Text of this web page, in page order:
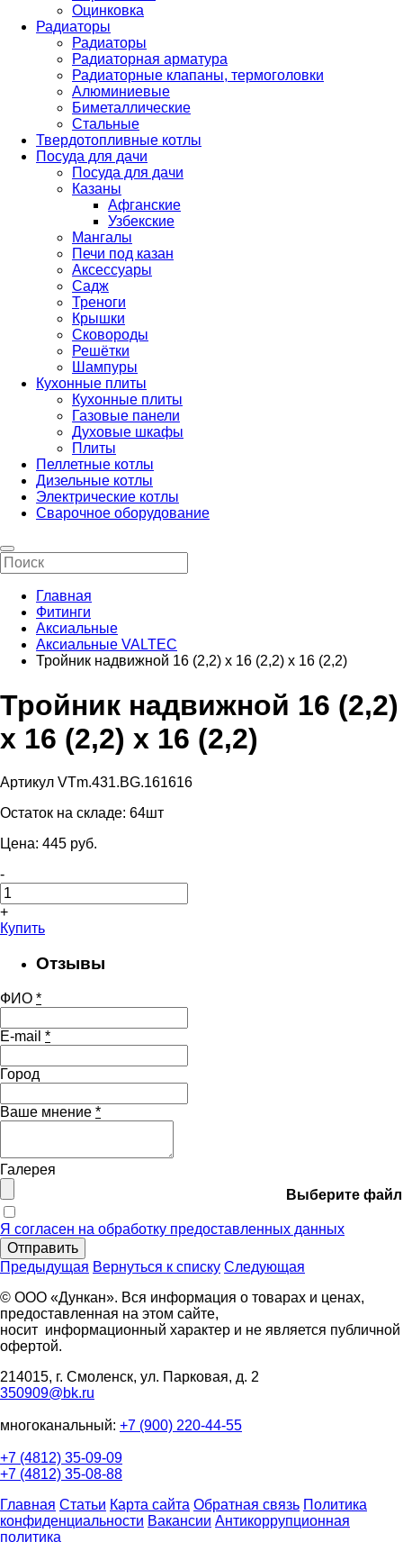
Оцинковка
Радиаторы
Радиаторы
Радиаторная арматура
Радиаторные клапаны, термоголовки
Алюминиевые
Биметаллические
Стальные
Твердотопливные котлы
Посуда для дачи
Посуда для дачи
Казаны
Афганские
Узбекские
Мангалы
Печи под казан
Аксессуары
Садж
Треноги
Крышки
Сковороды
Решётки
Шампуры
Кухонные плиты
Кухонные плиты
Газовые панели
Духовые шкафы
Плиты
Пеллетные котлы
Дизельные котлы
Электрические котлы
Сварочное оборудование
Главная
Фитинги
Аксиальные
Аксиальные VALTEC
Тройник надвижной 16 (2,2) х 16 (2,2) х 16 (2,2)
Тройник надвижной 16 (2,2)
х 16 (2,2) х 16 (2,2)
Артикул VTm.431.BG.161616
Остаток на складе: 64шт
Цена: 445 pуб.
-
+
Купить
Отзывы
ФИО *
E-mail *
Город
Ваше мнение *
Галерея
Выберите файл
Я согласен на обработку предоставленных данных
Отправить
Предыдущая Вернуться к списку Следующая
© ООО «Дункан». Вся информация о товарах и ценах,
предоставленная на этом сайте,
носит информационный характер и не является публичной
офертой.
214015, г. Смоленск, ул. Парковая, д. 2
350909@bk.ru
многоканальный: +7 (900) 220-44-55
+7 (4812) 35-09-09
+7 (4812) 35-08-88
Главная Статьи Карта сайта Обратная связь Политика
конфиденциальности Вакансии Антикоррупционная
политика